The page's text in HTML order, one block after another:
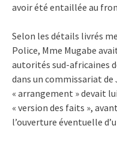
avoir été entaillée au
Selon les détails livrés
Police, Mme Mugabe
autorités sud-africaines
dans un commissariat de
« arrangement » devait
« version des faits »,
l’ouverture éventuelle